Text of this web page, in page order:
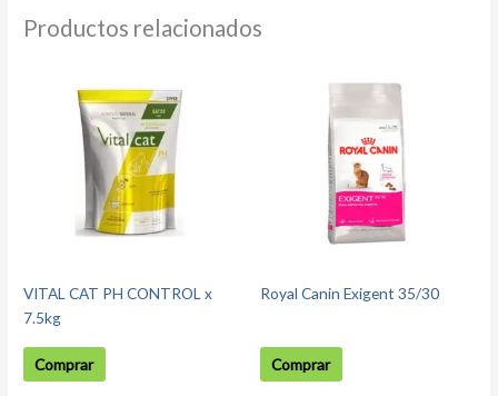
Productos relacionados
VITAL CAT PH CONTROL x
7.5kg
Comprar
Royal Canin Exigent 35/30
Comprar
producto
tiene
múltiples
variantes.
Las
opciones
se
elegir
de